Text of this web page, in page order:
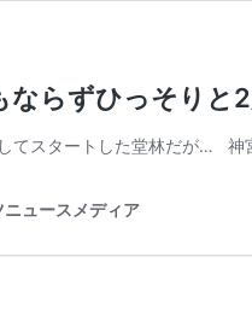
ならずひっそりと
てスタートした堂林だが…
ニュースメディア